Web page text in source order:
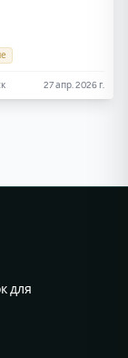
27 апр. 2026 г.
для